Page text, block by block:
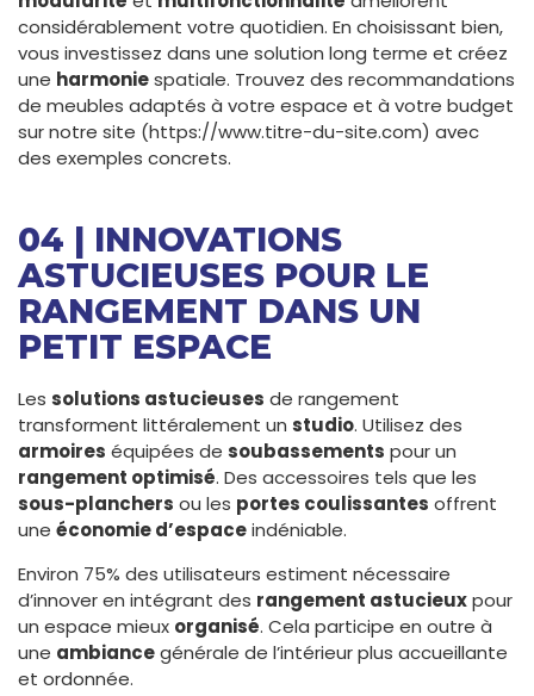
considérablement votre quotidien. En choisissant bien,
vous investissez dans une solution long terme et créez
une harmoniespatiale. Trouvez des recommandations
de meubles adaptés à votre espace et à votre budget
sur notre site (https://www.titre-du-site.com) avec
des exemples concrets.
04 | INNOVATIONS
ASTUCIEUSES POUR LE
RANGEMENT DANS UN
PETIT ESPACE
Les solutions astucieuses de rangement
transforment littéralement un studio. Utilisez des
armoires équipées de soubassements pour un
rangement optimisé. Des accessoires tels que les
sous-planchers ou les portes coulissantes offrent
une économie d’espaceindéniable.
Environ 75% des utilisateurs estiment nécessaire
d’innover en intégrant des rangement astucieuxpour
un espace mieux organisé. Cela participe en outre à
une ambiancegénérale de l’intérieur plus accueillante
et ordonnée.